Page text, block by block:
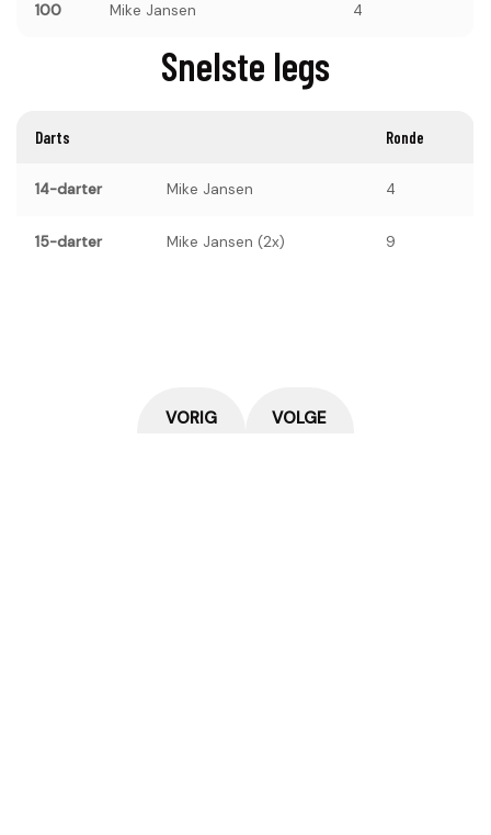
100 Mike Jansen 4
Snelste legs
Darts Ronde
14-darter Mike Jansen 4
15-darter Mike Jansen (2x) 9
VORIG
VOLGE